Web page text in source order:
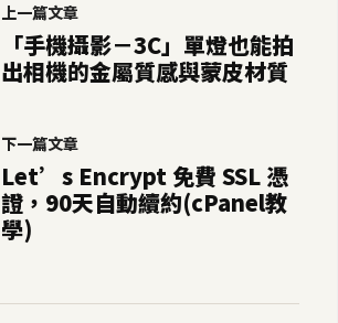
上一篇文章
「手機攝影－3C」單燈也能拍
出相機的金屬質感與蒙皮材質
下一篇文章
Let’s Encrypt 免費 SSL 憑
證，90天自動續約(cPanel教
學)